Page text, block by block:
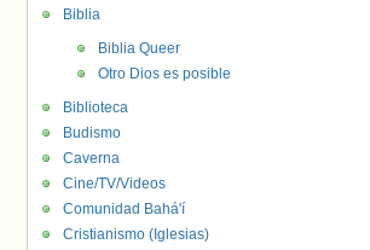
Biblia
Biblia Queer
Otro Dios es posible
Biblioteca
Budismo
Caverna
Cine/TV/Videos
Comunidad Bahá'í
Cristianismo (Iglesias)